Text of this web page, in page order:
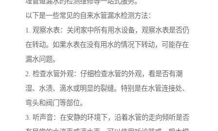
以下是一些常见的自来水管漏水检测方法：
1. 观察水表：关闭家中所有用水设备，观察水表是否仍
在转动。如果水表在没有用水的情况下转动，可能存在
漏水问题。
2. 检查水管外观：仔细检查水管的外观，看是否有潮
湿、水渍、滴水或明显的裂缝。特别是在水管连接处、
弯头和阀门等部位。
3. 听声音：在安静的环境下，沿着水管的走向倾听是否